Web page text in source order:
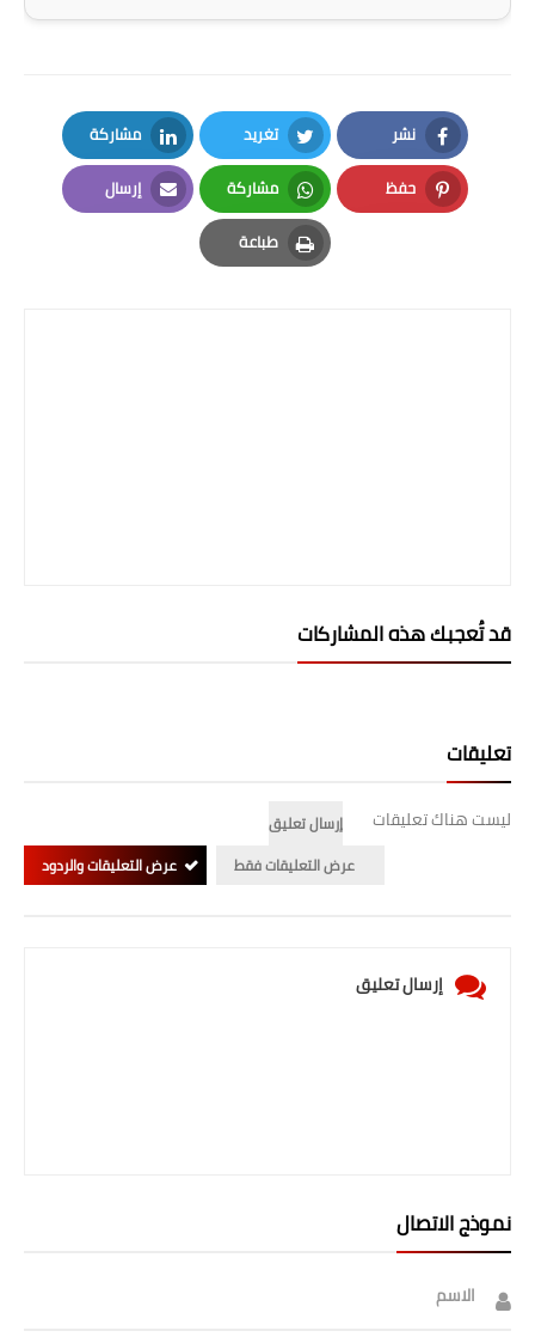
المرحلة الاعدادية
الجامعات
اخبار وقرارات وزارة التعليم
نشر
Facebook
تغريد
Twitter
مشاركة
LinkedIn
حفظ
Pinterest
مشاركة
Whatsapp
إرسال
Email
طباعة
Print
قد تُعجبك هذه المشاركات
تعليقات
ليست هناك تعليقات
إرسال تعليق
عرض التعليقات فقط
عرض التعليقات والردود
إرسال تعليق
نموذج الاتصال
الاسم